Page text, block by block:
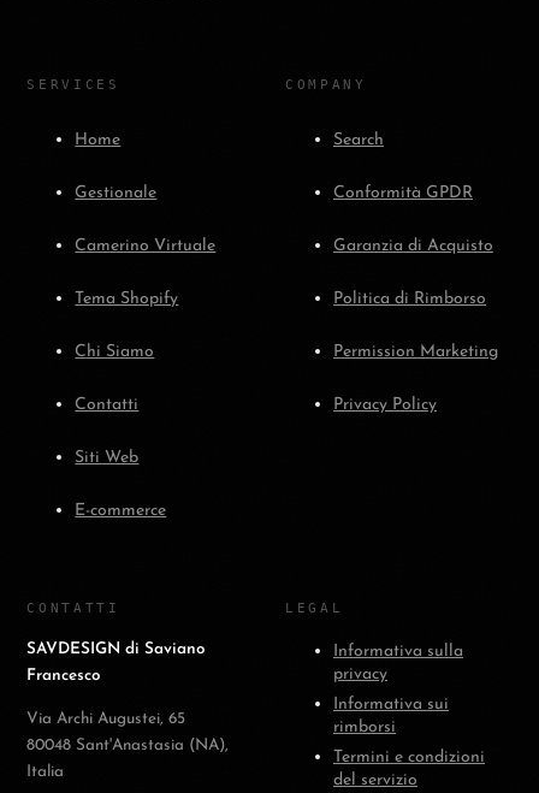
SERVICES
Home
Gestionale
Camerino Virtuale
Tema Shopify
Chi Siamo
Contatti
Siti Web
E-commerce
COMPANY
Search
Conformità GPDR
Garanzia di Acquisto
Politica di Rimborso
Permission Marketing
Privacy Policy
CONTATTI
SAVDESIGN di Saviano
Francesco
Via Archi Augustei, 65
80048 Sant'Anastasia (NA),
Italia
LEGAL
Informativa sulla
privacy
Informativa sui
rimborsi
Termini e condizioni
del servizio